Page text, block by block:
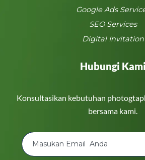
Google Ads
SEO Services
Digital Invitation
Hubungi Kami
Konsultasikan kebutuhan
bersama kami.